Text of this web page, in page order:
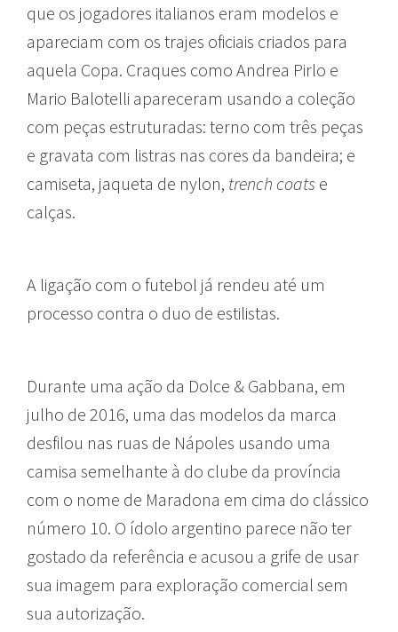
que os jogadores italianos eram modelos e
apareciam com os trajes oficiais criados para
aquela Copa. Craques como Andrea Pirlo e
Mario Balotelli apareceram usando a coleção
com peças estruturadas: terno com três peças
e gravata com listras nas cores da bandeira; e
camiseta, jaqueta de nylon, trench coats e
calças.
A ligação com o futebol já rendeu até um
processo contra o duo de estilistas.
Durante uma ação da Dolce & Gabbana, em
julho de 2016, uma das modelos da marca
desfilou nas ruas de Nápoles usando uma
camisa semelhante à do clube da província
com o nome de Maradona em cima do clássico
número 10. O ídolo argentino parece não ter
gostado da referência e acusou a grife de usar
sua imagem para exploração comercial sem
sua autorização.